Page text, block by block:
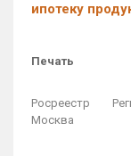
ипотеку
Печать
Росреестр
Москва